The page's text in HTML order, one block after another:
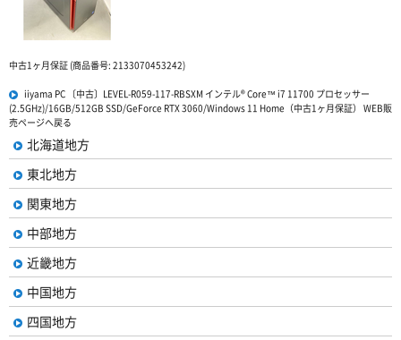
中古1ヶ月保証 (商品番号: 2133070453242)
iiyama PC 〔中古〕LEVEL-R059-117-RBSXM インテル® Core™ i7 11700 プロセッサー
(2.5GHz)/16GB/512GB SSD/GeForce RTX 3060/Windows 11 Home（中古1ヶ月保証） WEB販
売ページへ戻る
北海道地方
東北地方
関東地方
中部地方
近畿地方
中国地方
四国地方